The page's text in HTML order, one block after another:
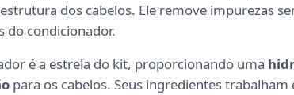
dos cabelos. Ele remove impurezas
do condicionador.
é a estrela do kit, proporcionando uma
para os cabelos. Seus ingredientes